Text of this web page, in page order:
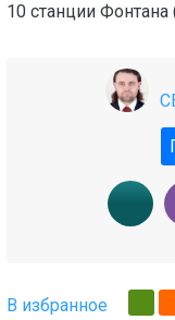
10 станции
В избранное